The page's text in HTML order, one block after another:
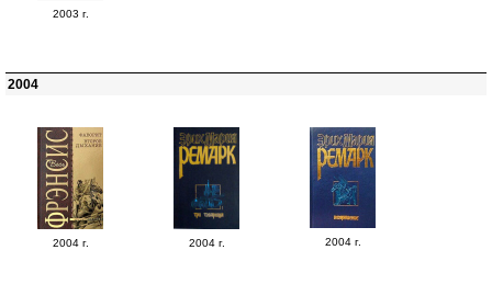
2003 г.
2004
2004 г. 2004 г. 2004 г.